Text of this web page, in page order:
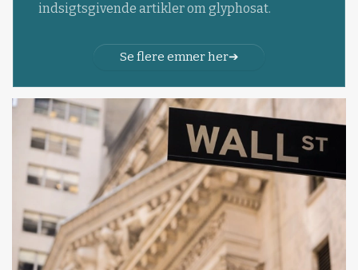
indsigtsgivende artikler om glyphosat.
Se flere emner her